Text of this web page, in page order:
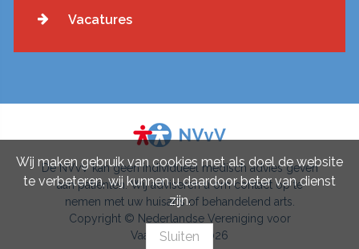
Vacatures
De NVvV kan geen individueel medisch advies geven
aan patiënten. Wij adviseren u om contact op te
nemen met uw huisarts of behandelend arts.
Copyright © Nederlandse Vereniging voor
Vaatchirurgie 2026
Wij maken gebruik van cookies met als doel de website
te verbeteren, wij kunnen u daardoor beter van dienst
zijn.
Sluiten